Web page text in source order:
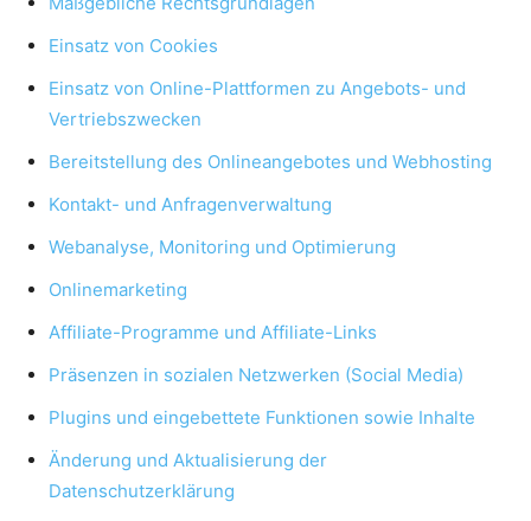
Einsatz von Cookies
Einsatz von Online-Plattformen zu Angebots- und
Vertriebszwecken
Bereitstellung des Onlineangebotes und Webhosting
Kontakt- und Anfragenverwaltung
Webanalyse, Monitoring und Optimierung
Onlinemarketing
Affiliate-Programme und Affiliate-Links
Präsenzen in sozialen Netzwerken (Social Media)
Plugins und eingebettete Funktionen sowie Inhalte
Änderung und Aktualisierung der
Datenschutzerklärung